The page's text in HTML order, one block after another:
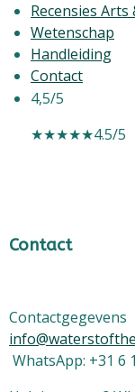
Recensies
Wetenschap
Handleiding
Contact
4,5/5
★★★★★4.5/5
Contact
Contactgegevens
WhatsApp: +31 6